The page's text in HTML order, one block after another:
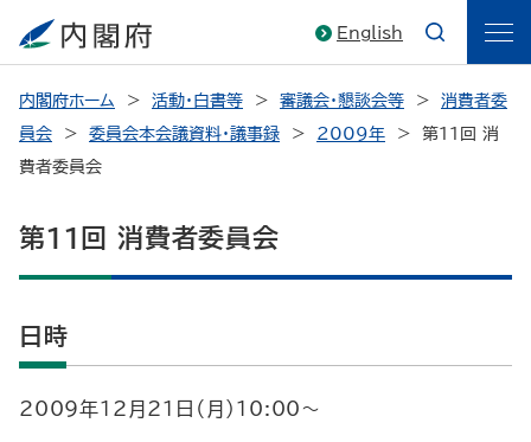
English
内閣府ホーム 活動・白書等 審議会・懇談会等
消費者委
員会
委員会本会議資料・議事録 2009年
第11回 消
費者委員会
第11回 消費者委員会
日時
2009年12月21日（月）10:00～